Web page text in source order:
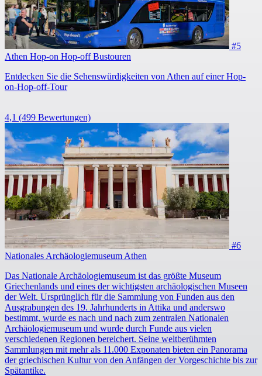
#5
Athen Hop-on Hop-off Bustouren
Entdecken Sie die Sehenswürdigkeiten von Athen auf einer Hop-
on-Hop-off-Tour
4,1 (499 Bewertungen)
#6
Nationales Archäologiemuseum Athen
Das Nationale Archäologiemuseum ist das größte Museum
Griechenlands und eines der wichtigsten archäologischen Museen
der Welt. Ursprünglich für die Sammlung von Funden aus den
Ausgrabungen des 19. Jahrhunderts in Attika und anderswo
bestimmt, wurde es nach und nach zum zentralen Nationalen
Archäologiemuseum und wurde durch Funde aus vielen
verschiedenen Regionen bereichert. Seine weltberühmten
Sammlungen mit mehr als 11.000 Exponaten bieten ein Panorama
der griechischen Kultur von den Anfängen der Vorgeschichte bis zur
Spätantike.